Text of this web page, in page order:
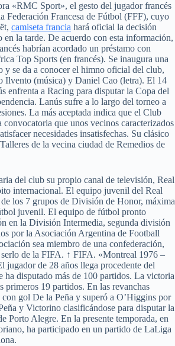
«RMC Sport», el gesto del jugador francés
Federación Francesa de Fútbol (FFF), cuyo
camiseta francia hará oficial la decisión
en la tarde. De acuerdo con esta información,
habrían acordado un préstamo con
Top Sports (en francés). Se inaugura una
y se da a conocer el himno oficial del club,
Ilvento (música) y Daniel Cao (letra). El 14
enfrenta a Racing para disputar la Copa del
Lanús sufre a lo largo del torneo a
La más aceptada indica que el Club
que unos vecinos caracterizados
necesidades insatisfechas. Su clásico
de la vecina ciudad de Remedios de
del club su propio canal de televisión, Real
internacional. El equipo juvenil del Real
los 7 grupos de División de Honor, máxima
juvenil. El equipo de fútbol pronto
en la División Intermedia, segunda división
por la Asociación Argentina de Football
sea miembro de una confederación,
serlo de la FIFA. ↑ FIFA. «Montreal 1976 –
jugador de 28 años llega procedente del
ha disputado más de 100 partidos. La victoria
primeros 19 partidos. En las revanchas
gol De la Peña y superó a O’Higgins por
y Victorino clasificándose para disputar la
Porto Alegre. En la presente temporada, en
ha participado en un partido de LaLiga